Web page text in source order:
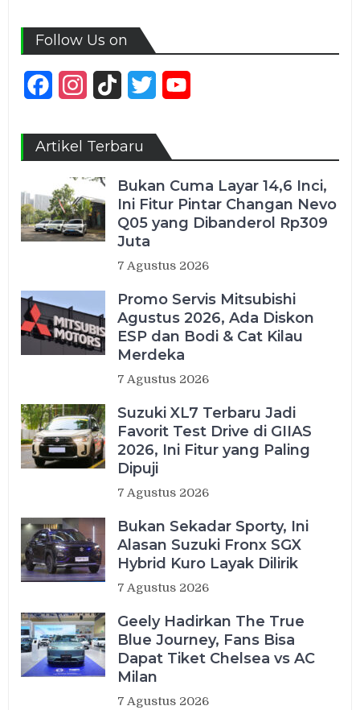
Follow Us on
FacebookInstagram
TikTok Twitter
Artikel Terbaru
Bukan Cuma Layar 14,6 Inci,
Ini Fitur Pintar Changan Nevo
Q05 yang Dibanderol Rp309
Juta
7 Agustus 2026
Promo Servis Mitsubishi
Agustus 2026, Ada Diskon
ESP dan Bodi & Cat Kilau
Merdeka
7 Agustus 2026
Suzuki XL7 Terbaru Jadi
Favorit Test Drive di GIIAS
2026, Ini Fitur yang Paling
Dipuji
7 Agustus 2026
Bukan Sekadar Sporty, Ini
Alasan Suzuki Fronx SGX
Hybrid Kuro Layak Dilirik
7 Agustus 2026
Geely Hadirkan The True
Blue Journey, Fans Bisa
Dapat Tiket Chelsea vs AC
Milan
7 Agustus 2026